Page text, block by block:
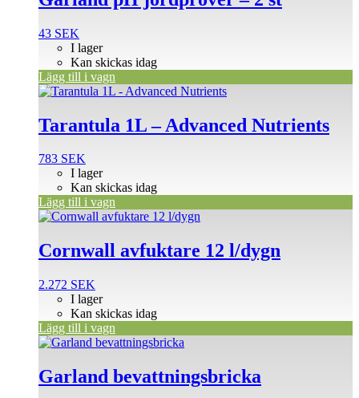
43 SEK
I lager
Kan skickas idag
Lägg till i vagn
Tarantula 1L – Advanced Nutrients
783 SEK
I lager
Kan skickas idag
Lägg till i vagn
Cornwall avfuktare 12 l/dygn
2.272 SEK
I lager
Kan skickas idag
Lägg till i vagn
Garland bevattningsbricka
Den
produkten
har